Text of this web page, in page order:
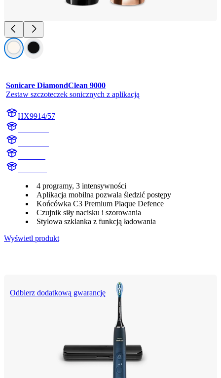
Sonicare DiamondClean 9000
Zestaw szczoteczek sonicznych z aplikacją
HX9914/57
4 programy, 3 intensywności
Aplikacja mobilna pozwala śledzić postępy
Końcówka C3 Premium Plaque Defence
Czujnik siły nacisku i szorowania
Stylowa szklanka z funkcją ładowania
Wyświetl produkt
Odbierz dodatkową gwarancję